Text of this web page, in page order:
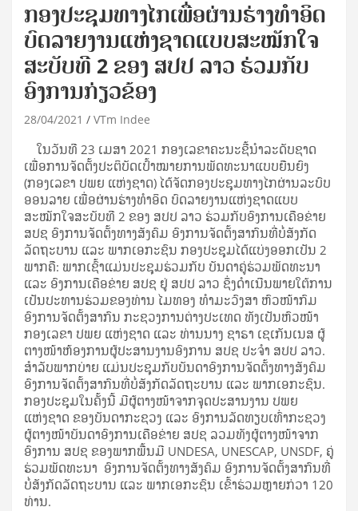
ກອງປະຊຸມທາງໄກເພື່ອຜ່ານຮ່າງທໍາອິດ
ບົດລາຍງານແຫ່ງຊາດແບບສະໝັກໃຈ
ສະບັບທີ 2 ຂອງ ສປປ ລາວ ຮ່ວມກັບ
ອົງການກ່ຽວຂ້ອງ
28/04/2021 VTm Indee
ໃນວັນທີ 23 ເມສາ 2021 ກອງເລຂາຄະນະຊີ້ນໍາລະດັບຊາດ
ເພື່ອການຈັດຕັ້ງປະຕິບັດເປົ້າໝາຍການພັດທະນາແບບຍືນຍົງ
(ກອງເລຂາ ປພຍ ແຫ່ງຊາດ) ໄດ້ຈັດກອງປະຊຸມທາງໄກຜ່ານລະບົບ
ອອນລາຍ ເພື່ອຜ່ານຮ່າງທໍາອິດ ບົດລາຍງານແຫ່ງຊາດແບບ
ສະໝັກໃຈສະບັບທີ 2 ຂອງ ສປປ ລາວ ຮ່ວມກັບອົງການເຄືອຂ່າຍ
ສປຊ ອົງການຈັດຕັ້ງທາງສັງຄົມ ອົງການຈັດຕັ້ງສາກົນທີ່ບໍ່ສັງກັດ
ລັດຖະບານ ແລະ ພາກເອກະຊົນ ກອງປະຊຸມໄດ້ແບ່ງອອກເປັນ 2
ພາກຄື: ພາກເຊົ້າແມ່ນປະຊຸມຮ່ວມກັບ ບັນດາຄູ່ຮ່ວມພັດທະນາ
ແລະ ອົງການເຄືອຂ່າຍ ສປຊ ຢູ່ ສປປ ລາວ ຊຶ່ງດໍາເນີນພາຍໃຕ້ການ
ເປັນປະທານຮ່ວມຂອງທ່ານ ໄມທອງ ທໍາມະວົງສາ ຫົວໜ້າກົມ
ອົງການຈັດຕັ້ງສາກົນ ກະຊວງການຕ່າງປະເທດ ທັງເປັນຫົວໜ້າ
ກອງເລຂາ ປພຍ ແຫ່ງຊາດ ແລະ ທ່ານນາງ ຊາຣາ ເຊເກັນເນສ ຜູ້
ຕາງໜ້າຫ້ອງການຜູ້ປະສານງານອົງການ ສປຊ ປະຈໍາ ສປປ ລາວ.
ສໍາລັບພາກບ່າຍ ແມ່ນປະຊຸມກັບບັນດາອົງການຈັດຕັ້ງທາງສັງຄົມ
ອົງການຈັດຕັ້ງສາກົນທີ່ບໍ່ສັງກັດລັດຖະບານ ແລະ ພາກເອກະຊົນ.
ກອງປະຊຸມໃນຄັ້ງນີ້ ມີຜູ້ຕາງໜ້າຈາກຈຸດປະສານງານ ປພຍ
ແຫ່ງຊາດ ຂອງບັນດາກະຊວງ ແລະ ອົງການລັດທຽບເທົ່າກະຊວງ
ຜູ້ຕາງໜ້າບັນດາອົງການເຄືອຂ່າຍ ສປຊ ລວມທັງຜູ້ຕາງໜ້າຈາກ
ອົງການ ສປຊ ຂອງພາກພື້ນມີ UNDESA, UNESCAP, UNSDF, ຄູ່
ຮ່ວມພັດທະນາ ອົງການຈັດຕັ້ງທາງສັງຄົມ ອົງການຈັດຕັ້ງສາກົນທີ່
ບໍ່ສັງກັດລັດຖະບານ ແລະ ພາກເອກະຊົນ ເຂົ້າຮ່ວມຫຼາຍກ່ວາ 120
ທ່ານ.